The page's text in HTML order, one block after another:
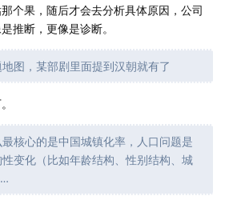
个果，随后才会去分析具体原因，公司
推断，更像是诊断。
图，某部剧里面提到汉朝就有了
核心的是中国城镇化率，人口问题是
变化（比如年龄结构、性别结构、城